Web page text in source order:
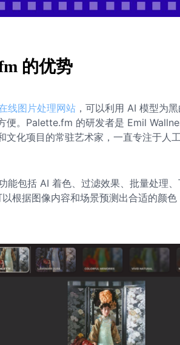
的优势
线图片处理网站 ，可以利用 AI 模型为
便。Palette.fm 的研发者是 Emil
文化项目的常驻艺术家，一直专注于人
能包括 AI 着色、过滤效果、批量处理
根据图像内容和场景预测出合适的颜